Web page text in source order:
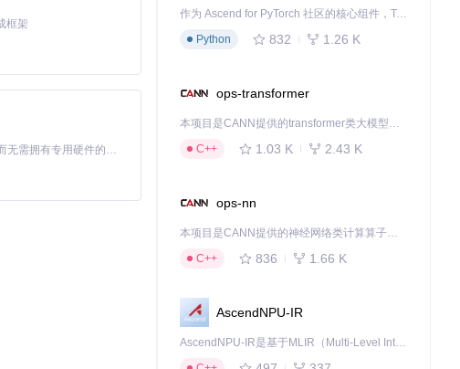
置自动下载规则，软
用仅为3.9%，内存使
框架
基于Python的Xiaozhi AI，适用于想要完整Xiaozhi体验而无需拥有专用硬件的用户。
作为 Ascend for PyTorch 社区的核心组件，TorchNPU 是昇腾专为 PyTorch 打造的深度学习适配插件，使 PyTorch 框架能够直接调用昇腾 NPU，为开发者提供昇腾 AI 处理器的超强算力。
Python
832 1.26 K
ops-transformer
本项目是CANN提供的transformer类大模型算子库，实现网络在NPU上加速计算。
C++
1.03 K 2.43 K
ops-nn
本项目是CANN提供的神经网络类计算算子库，实现网络在NPU上加速计算。
C++
836 1.66 K
AscendNPU-IR
AscendNPU-IR是基于MLIR（Multi-Level Intermediate Representation）构建的，面向昇腾亲和算子编译时使用的中间表示，提供昇腾完备表达能力，通过编译优化提升昇腾AI处理器计算效率，支持通过生态框架使能昇腾AI处理器与深度调优